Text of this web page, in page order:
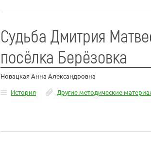
Судьба Дмитрия
посёлка Берёзовка
Новацкая Анна Александровна
История
Другие методические